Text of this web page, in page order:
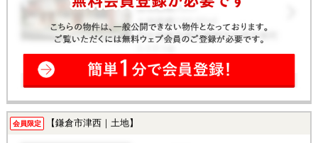
会員限定 【鎌倉市津西｜土地】